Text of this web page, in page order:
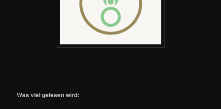
Was viel gelesen wird: